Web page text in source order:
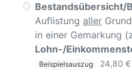
Bestandsübersicht/
Auflistung aller
in einer Gemarkung
Lohn-/
Beispielsauszug
24,80 €